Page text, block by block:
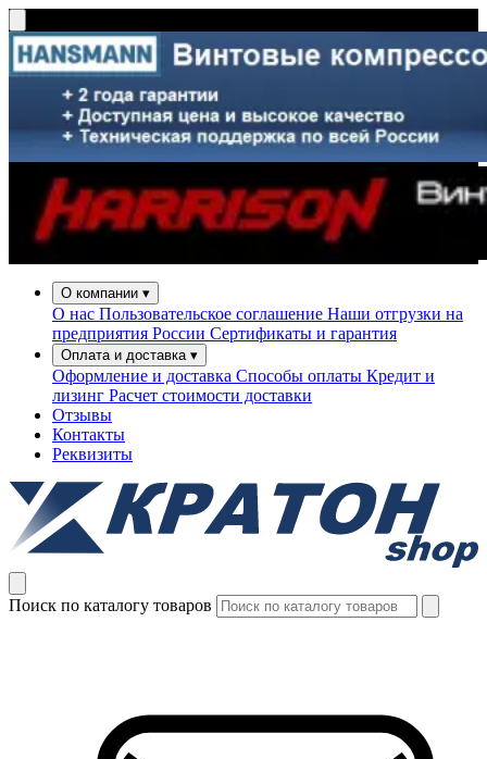
О компании ▾
О нас Пользовательское соглашение Наши отгрузки на
предприятия России Сертификаты и гарантия
Оплата и доставка ▾
Оформление и доставка Способы оплаты Кредит и
лизинг Расчет стоимости доставки
Отзывы
Контакты
Реквизиты
Поиск по каталогу товаров